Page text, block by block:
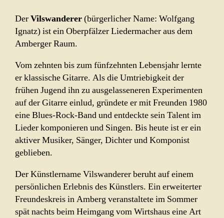
DerVilswanderer(bürgerlicher Name: Wolfgang
Ignatz) ist ein Oberpfälzer Liedermacher aus dem
Amberger Raum.
Vom zehnten bis zum fünfzehnten Lebensjahr lernte
er klassische Gitarre. Als die Umtriebigkeit der
frühen Jugend ihn zu ausgelasseneren Experimenten
auf der Gitarre einlud, gründete er mit Freunden 1980
eine Blues-Rock-Band und entdeckte sein Talent im
Lieder komponieren und Singen. Bis heute ist er ein
aktiver Musiker, Sänger, Dichter und Komponist
geblieben.
Der Künstlername Vilswanderer beruht auf einem
persönlichen Erlebnis des Künstlers. Ein erweiterter
Freundeskreis in Amberg veranstaltete im Sommer
spät nachts beim Heimgang vom Wirtshaus eine Art